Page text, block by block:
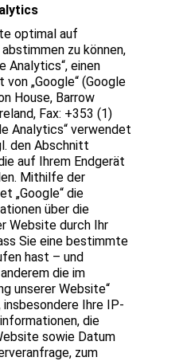
optimal auf
zu können,
Analytics“, einen
„Google“ (Google
House, Barrow
Fax: +353 (1)
Analytics“ verwendet
den Abschnitt
auf Ihrem Endgerät
Mithilfe der
„Google“ die
über die
Website durch Ihr
Sie eine bestimmte
hast – und
die im
unserer Website“
Ihre IP-
die
sowie Datum
zum